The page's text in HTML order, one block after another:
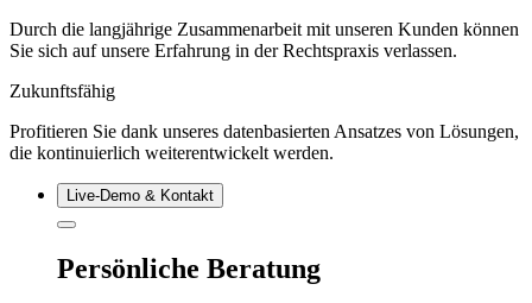
Durch die langjährige Zusammenarbeit mit unseren Kunden können
Sie sich auf unsere Erfahrung in der Rechtspraxis verlassen.
Zukunftsfähig
Profitieren Sie dank unseres datenbasierten Ansatzes von Lösungen,
die kontinuierlich weiterentwickelt werden.
Live‑Demo & Kontakt
Persönliche Beratung